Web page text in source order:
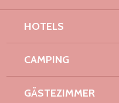
HOTELS
CAMPING
GÄSTEZIMMER